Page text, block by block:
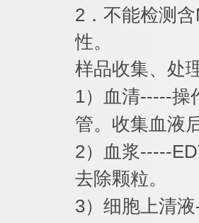
2 ．不能检测含
性。
样品收集、处
1）血清-----操
管。收集血液
2）血浆-----
去除颗粒。
3）细胞上清液